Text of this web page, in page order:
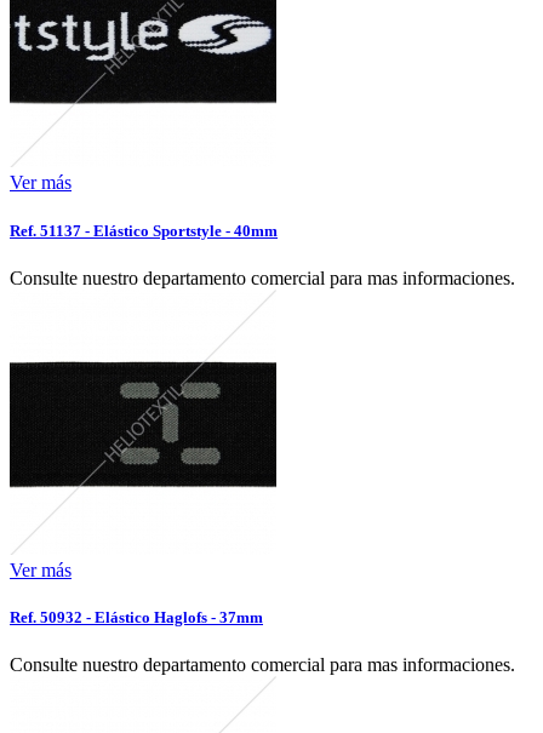
Ver más
Ref. 51137 - Elástico Sportstyle - 40mm
Consulte nuestro departamento comercial para mas informaciones.
Ver más
Ref. 50932 - Elástico Haglofs - 37mm
Consulte nuestro departamento comercial para mas informaciones.